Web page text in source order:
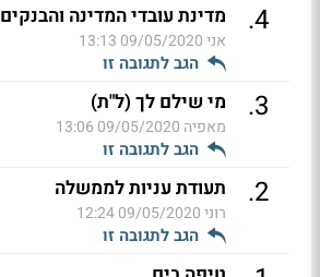
4
. מדינת עובדי המדינה והבנקים
אני09/05/2020 13:13
הגב לתגובה זו
3
. מי שילם לך (ל"ת)
מאפיה 09/05/2020 13:06
הגב לתגובה זו
2
. תעודת עניות לממשלה
רוני09/05/2020 12:24
הגב לתגובה זו